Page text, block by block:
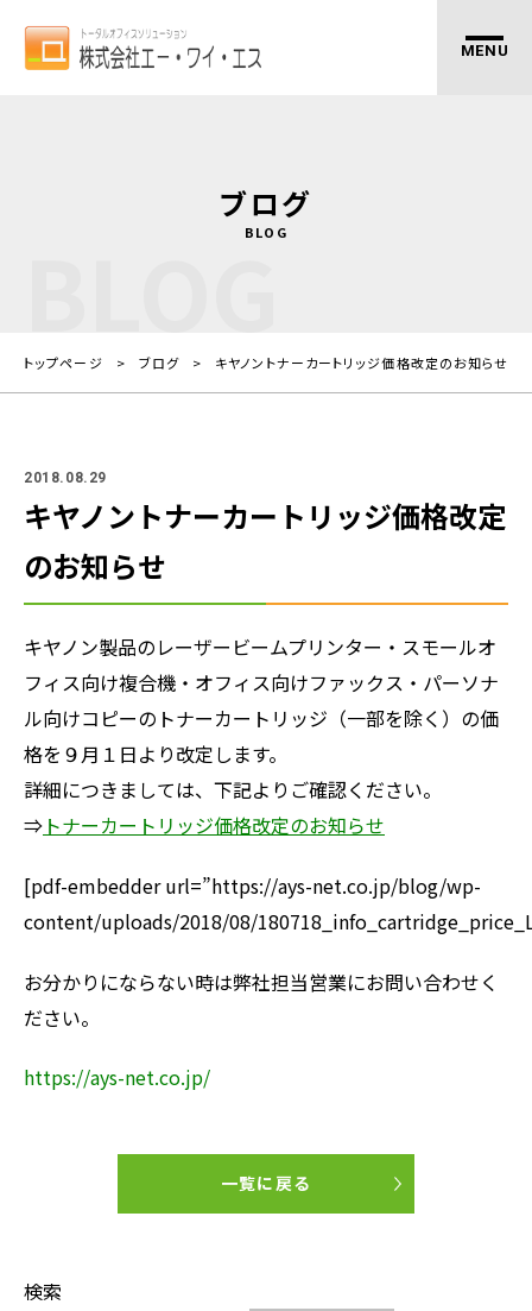
ブログ
BLOG
トップページ ブログ キヤノントナーカートリッジ価格改定のお知らせ
2018.08.29
キヤノントナーカートリッジ価格改定
のお知らせ
キヤノン製品のレーザービームプリンター・スモールオ
フィス向け複合機・オフィス向けファックス・パーソナ
ル向けコピーのトナーカートリッジ（一部を除く）の価
格を９月１日より改定します。
詳細につきましては、下記よりご確認ください。
⇒ トナーカートリッジ価格改定のお知らせ
[pdf-embedder url=”https://ays-net.co.jp/blog/wp-
content/uploads/2018/08/
お分かりにならない時は弊社担当営業にお問い合わせく
ださい。
https://ays-net.co.jp/
一覧に戻る
検索